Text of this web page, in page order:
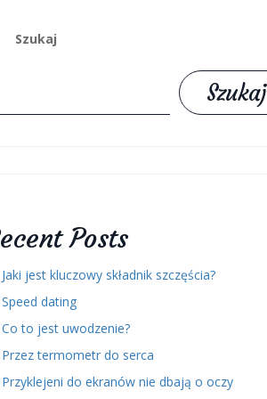
Szukaj
Szukaj
Posts
Jaki jest kluczowy składnik szczęścia?
Speed dating
Co to jest uwodzenie?
Przez termometr do serca
Przyklejeni do ekranów nie dbają o oczy